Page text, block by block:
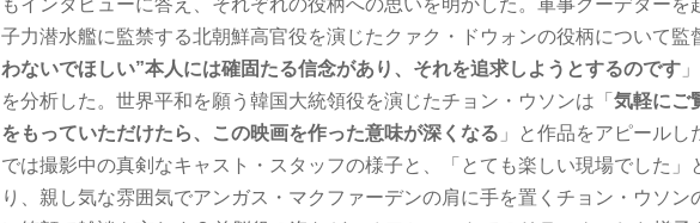
子力潜水艦に監禁する北朝鮮高官役を演じたクァク・ドウォンの役柄について監
わないでほしい”本人には確固たる信念があり、それを追求しようとするのです
を分析した。世界平和を願う韓国大統領役を演じたチョン・ウソンは「 気軽にご
をもっていただけたら、この映画を作った意味が深くなる 」と作品をアピールし
では撮影中の真剣なキャスト・スタッフの様子と、「とても楽しい現場でした」
り、親し気な雰囲気でアンガス・マクファーデンの肩に手を置くチョン・ウソン